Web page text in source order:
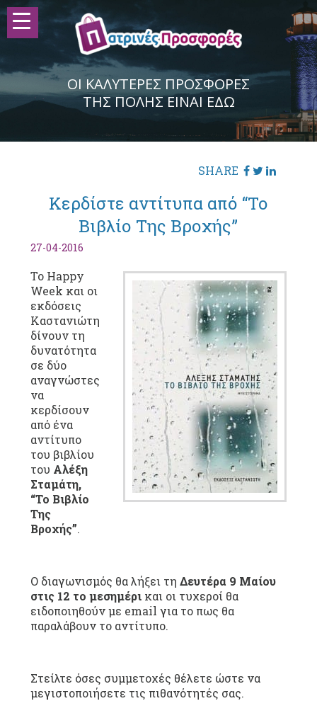
ΟΙ ΚΑΛΥΤΕΡΕΣ ΠΡΟΣΦΟΡΕΣ
ΤΗΣ ΠΟΛΗΣ ΕΙΝΑΙ ΕΔΩ
SHARE
Κερδίστε αντίτυπα από “Το
Βιβλίο Της Βροχής”
27-04-2016
Το Happy
Week και οι
εκδόσεις
Καστανιώτη
δίνουν τη
δυνατότητα
σε δύο
αναγνώστες
να
κερδίσουν
από ένα
αντίτυπο
του βιβλίου
του Αλέξη
Σταμάτη,
“Το Βιβλίο
Της
Βροχής”.
Ο διαγωνισμός θα λήξει τη Δευτέρα 9 Μαίου
στις 12 το μεσημέρικαι οι τυχεροί θα
ειδοποιηθούν με email για το πως θα
παραλάβουν το αντίτυπο.
Στείλτε όσες συμμετοχές θέλετε ώστε να
μεγιστοποιήσετε τις πιθανότητές σας.